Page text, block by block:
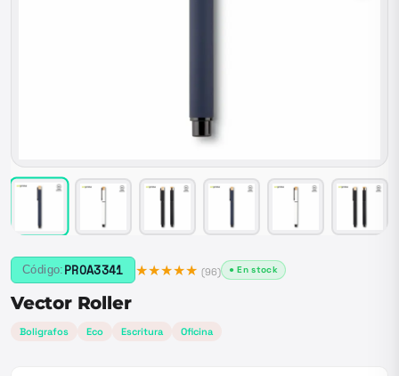
Código: PROA3341 ★★★★★ (96) ● En stock
Vector Roller
Boligrafos Eco Escritura Oficina